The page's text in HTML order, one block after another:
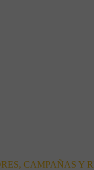
CAMPAÑAS Y